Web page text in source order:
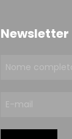
Newsletter